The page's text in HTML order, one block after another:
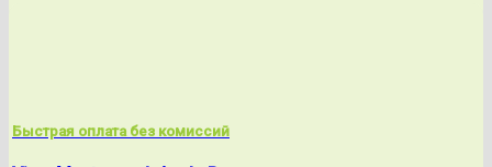
Быстрая оплата без комиссий